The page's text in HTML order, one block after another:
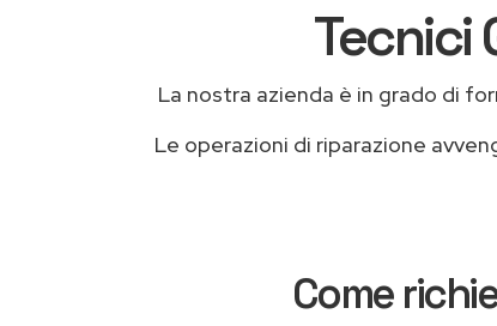
Tecnici
La nostra azienda è in grado di
Le operazioni di riparazione
Come